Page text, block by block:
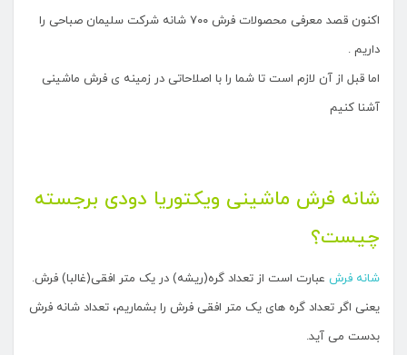
اکنون قصد معرفی محصولات فرش ۷۰۰ شانه شرکت سلیمان صباحی را
داریم .
اما قبل از آن لازم است تا شما را با اصلاحاتی در زمینه ی فرش ماشینی
آشنا کنیم
شانه فرش ماشینی ویکتوریا دودی برجسته
چیست؟
شانه فرش عبارت است از تعداد گره(ریشه) در یک متر افقی(غالبا) فرش.
یعنی اگر تعداد گره های یک متر افقی فرش را بشماریم، تعداد شانه فرش
بدست می آید.